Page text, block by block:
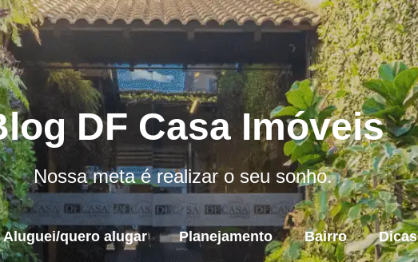
DF Casa Imóveis
Nossa meta é realizar o seu sonho.
Aluguei/quero alugar Planejamento Bairro Dicas